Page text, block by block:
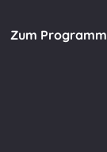
Zum Programm